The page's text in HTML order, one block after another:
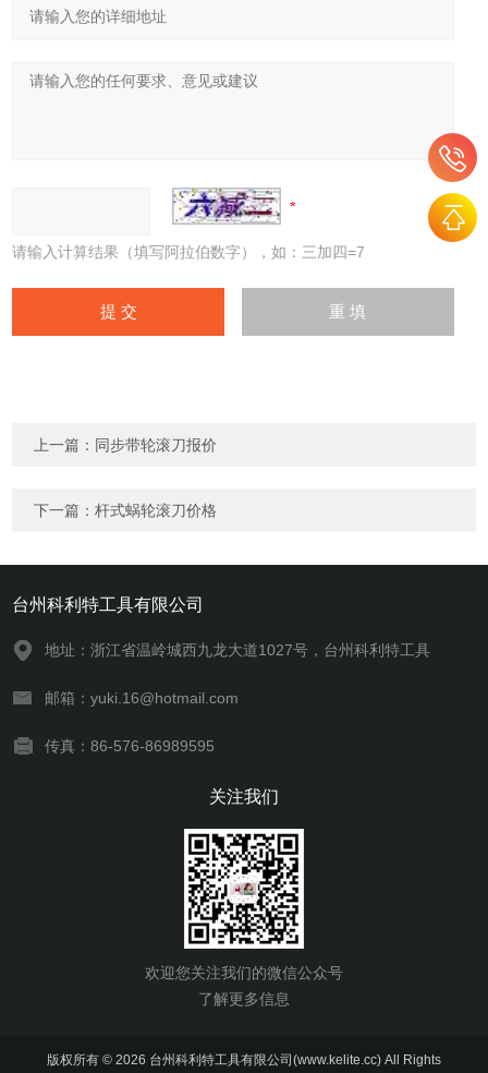
请输入计算结果（填写阿拉伯数字），如：三加四=7
上一篇： 同步带轮滚刀报价
下一篇：杆式蜗轮滚刀价格
台州科利特工具有限公司
地址：浙江省温岭城西九龙大道1027号，台州科利特工具
邮箱：yuki.16@hotmail.com
传真：86-576-86989595
关注我们
欢迎您关注我们的微信公众号
了解更多信息
版权所有 © 2026 台州科利特工具有限公司(www.kelite.cc) All Rights